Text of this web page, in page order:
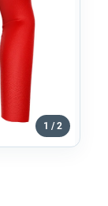
1 / 2